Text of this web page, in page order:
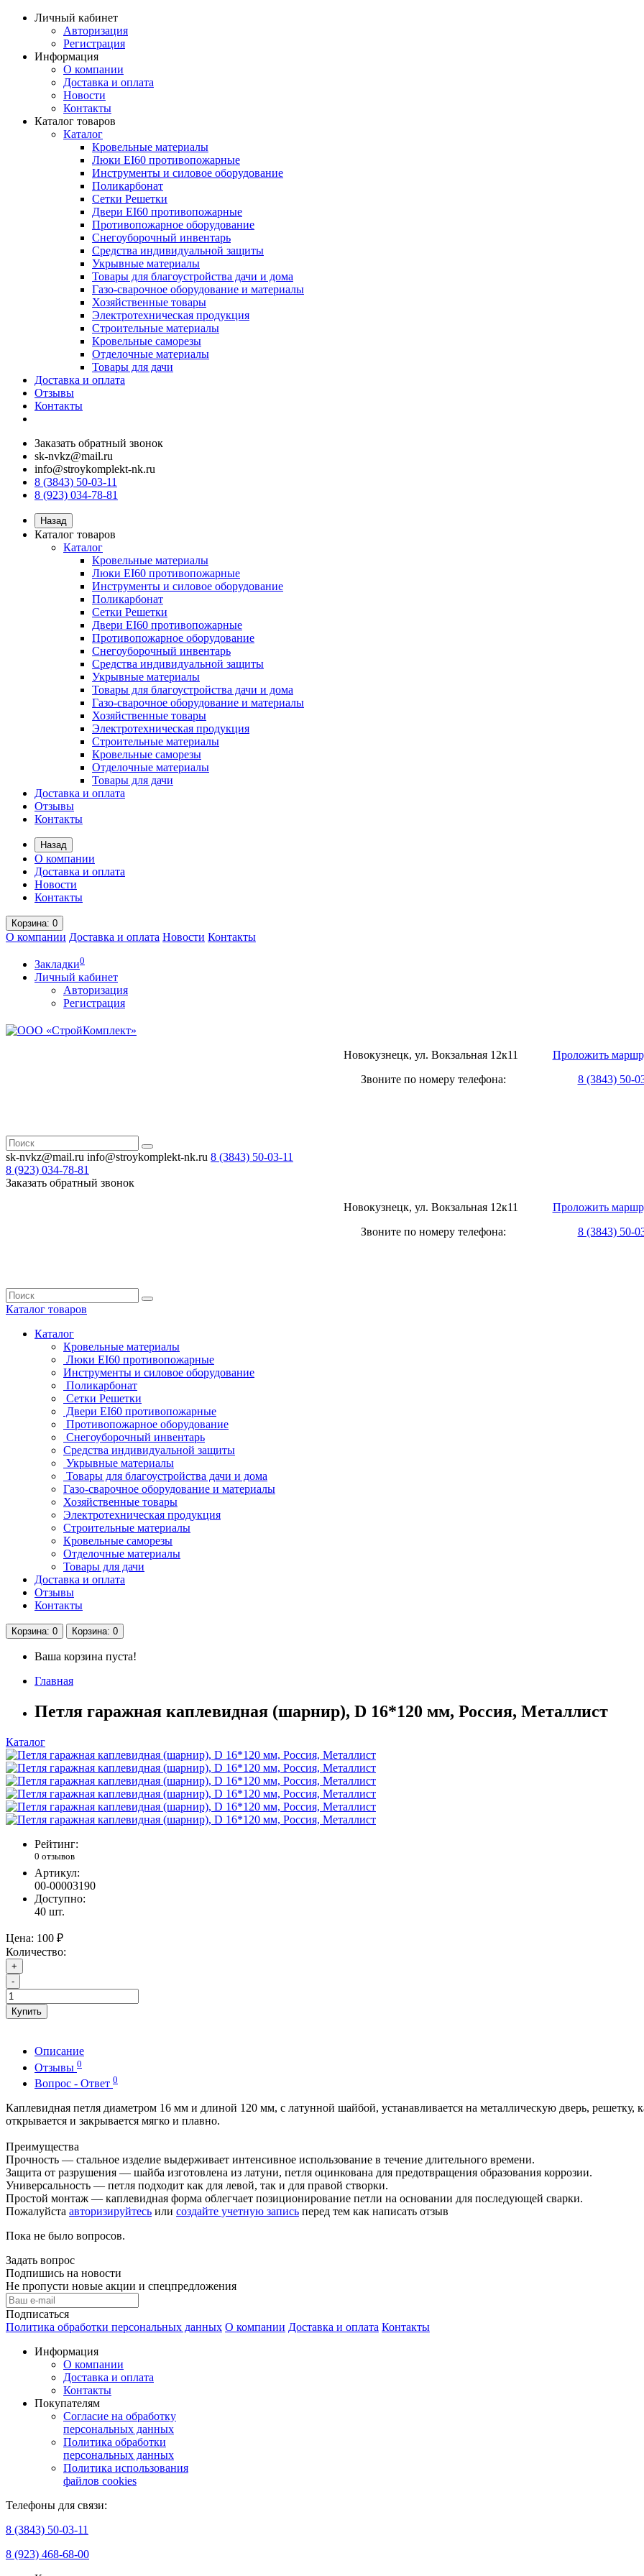
Личный кабинет
Авторизация
Регистрация
Информация
О компании
Доставка и оплата
Новости
Контакты
Каталог товаров
Каталог
Кровельные материалы
Люки EI60 противопожарные
Инструменты и силовое оборудование
Поликарбонат
Сетки Решетки
Двери EI60 противопожарные
Противопожарное оборудование
Снегоуборочный инвентарь
Средства индивидуальной защиты
Укрывные материалы
Товары для благоустройства дачи и дома
Газо-сварочное оборудование и материалы
Хозяйственные товары
Электротехническая продукция
Строительные материалы
Кровельные саморезы
Отделочные материалы
Товары для дачи
Доставка и оплата
Отзывы
Контакты
Заказать обратный звонок
sk-nvkz@mail.ru
info@stroykomplekt-nk.ru
8 (3843) 50-03-11
8 (923) 034-78-81
Назад
Каталог товаров
Каталог
Кровельные материалы
Люки EI60 противопожарные
Инструменты и силовое оборудование
Поликарбонат
Сетки Решетки
Двери EI60 противопожарные
Противопожарное оборудование
Снегоуборочный инвентарь
Средства индивидуальной защиты
Укрывные материалы
Товары для благоустройства дачи и дома
Газо-сварочное оборудование и материалы
Хозяйственные товары
Электротехническая продукция
Строительные материалы
Кровельные саморезы
Отделочные материалы
Товары для дачи
Доставка и оплата
Отзывы
Контакты
Назад
О компании
Доставка и оплата
Новости
Контакты
Корзина: 0
О компании Доставка и оплата Новости Контакты
Закладки0
Личный кабинет
Авторизация
Регистрация
Новокузнецк, ул. Вокзальная 12к11 Проложить
Звоните по номеру телефона: 8 (3843) 50-
sk-nvkz@mail.ru info@stroykomplekt-nk.ru 8 (3843) 50-03-11
8 (923) 034-78-81
Заказать обратный звонок
Новокузнецк, ул. Вокзальная 12к11 Проложить
Звоните по номеру телефона: 8 (3843) 50-
Каталог товаров
Каталог
Кровельные материалы
Люки EI60 противопожарные
Инструменты и силовое оборудование
Поликарбонат
Сетки Решетки
Двери EI60 противопожарные
Противопожарное оборудование
Снегоуборочный инвентарь
Средства индивидуальной защиты
Укрывные материалы
Товары для благоустройства дачи и дома
Газо-сварочное оборудование и материалы
Хозяйственные товары
Электротехническая продукция
Строительные материалы
Кровельные саморезы
Отделочные материалы
Товары для дачи
Доставка и оплата
Отзывы
Контакты
Корзина: 0 Корзина: 0
Ваша корзина пуста!
Главная
Петля гаражная каплевидная (шарнир), D 16*120 мм, Россия, Металлист
Каталог
Рейтинг:
0 отзывов
Артикул:
00-00003190
Доступно:
40 шт.
Цена: 100 ₽
Количество:
+
-
Купить
Описание
Отзывы 0
Вопрос - Ответ 0
Каплевидная петля диаметром 16 мм и длиной 120 мм, с латунной шайбой, устанавливается на металлическую дверь, решетку,
открывается и закрывается мягко и плавно.
Преимущества
Прочность — стальное изделие выдерживает интенсивное использование в течение длительного времени.
Защита от разрушения — шайба изготовлена из латуни, петля оцинкована для предотвращения образования коррозии.
Универсальность — петля подходит как для левой, так и для правой створки.
Простой монтаж — каплевидная форма облегчает позиционирование петли на основании для последующей сварки.
Пожалуйста авторизируйтесь или создайте учетную запись перед тем как написать отзыв
Пока не было вопросов.
Задать вопрос
Подпишись на новости
Не пропусти новые акции и спецпредложения
Подписаться
Политика обработки персональных данных О компании Доставка и оплата Контакты
Информация
О компании
Доставка и оплата
Контакты
Покупателям
Согласие на обработку
персональных данных
Политика обработки
персональных данных
Политика использования
файлов cookies
Телефоны для связи:
8 (3843) 50-03-11
8 (923) 468-68-00